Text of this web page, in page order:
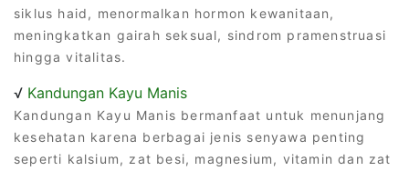
siklus haid, menormalkan hormon kewanitaan,
meningkatkan gairah seksual, sindrom pramenstruasi
hingga vitalitas.
√ Kandungan Kayu Manis
Kandungan Kayu Manis bermanfaat untuk menunjang
kesehatan karena berbagai jenis senyawa penting
seperti kalsium, zat besi, magnesium, vitamin dan zat